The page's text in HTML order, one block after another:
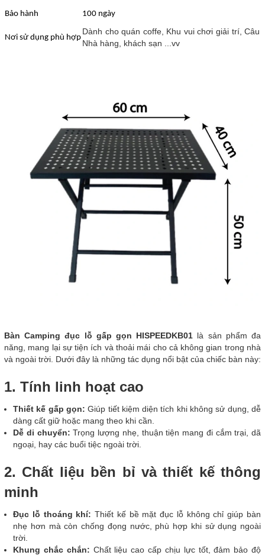
Bảo hành 100 ngày
Nơi sử dụng phù hợp
Dành cho quán coffe, Khu vui chơi giải trí, Câu
Nhà hàng, khách sạn ...vv
Bàn Camping đục lỗ gấp gọn HISPEEDKB01 là sản phẩm đa
năng, mang lại sự tiện ích và thoải mái cho cả không gian trong nhà
và ngoài trời. Dưới đây là những tác dụng nổi bật của chiếc bàn này:
1. Tính linh hoạt cao
Thiết kế gấp gọn: Giúp tiết kiệm diện tích khi không sử dụng, dễ
dàng cất giữ hoặc mang theo khi cần.
Dễ di chuyển: Trọng lượng nhẹ, thuận tiện mang đi cắm trại, dã
ngoại, hay các buổi tiệc ngoài trời.
2. Chất liệu bền bỉ và thiết kế thông
minh
Đục lỗ thoáng khí: Thiết kế bề mặt đục lỗ không chỉ giúp bàn
nhẹ hơn mà còn chống đọng nước, phù hợp khi sử dụng ngoài
trời.
Khung chắc chắn: Chất liệu cao cấp chịu lực tốt, đảm bảo độ